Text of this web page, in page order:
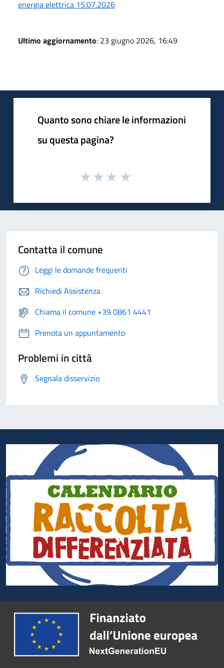
energia elettrica 15.07.2026
Ultimo aggiornamento: 23 giugno 2026, 16:49
Quanto sono chiare le informazioni
su questa pagina?
Contatta il comune
Leggi le domande frequenti
Richiedi Assistenza
Chiama il comune +39 0861 4441
Prenota un appuntamento
Problemi in città
Segnala disservizio